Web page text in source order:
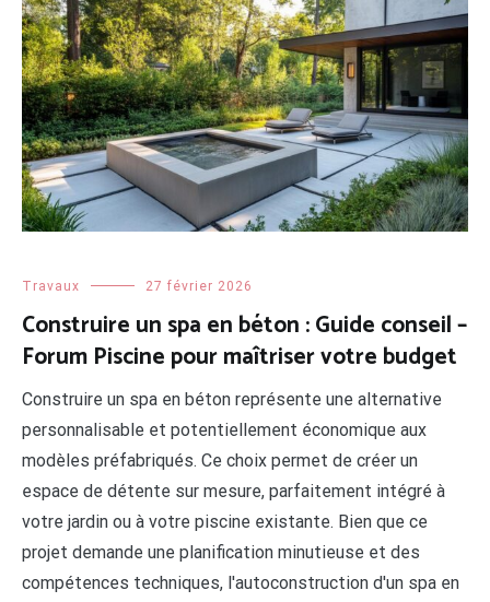
Travaux 27 février 2026
Construire un spa en béton : Guide conseil –
Forum Piscine pour maîtriser votre budget
Construire un spa en béton représente une alternative
personnalisable et potentiellement économique aux
modèles préfabriqués. Ce choix permet de créer un
espace de détente sur mesure, parfaitement intégré à
votre jardin ou à votre piscine existante. Bien que ce
projet demande une planification minutieuse et des
compétences techniques, l'autoconstruction d'un spa en